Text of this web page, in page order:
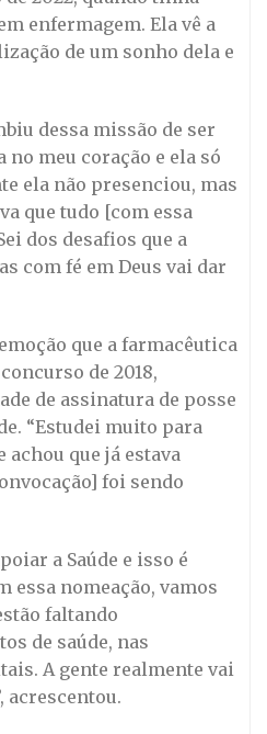
enfermagem. Ela vê a
de um sonho dela e
dessa missão de ser
meu coração e ela só
ela não presenciou, mas
que tudo [com essa
dos desafios que a
com fé em Deus vai dar
que a farmacêutica
de 2018,
de assinatura de posse
“Estudei muito para
achou que já estava
foi sendo
a Saúde e isso é
essa nomeação, vamos
faltando
de saúde, nas
A gente realmente vai
acrescentou.